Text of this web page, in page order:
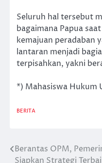
Seluruh hal tersebut
bagaimana Papua
kemajuan peradaban
lantaran menjadi
terpisahkan, yakni
*) Mahasiswa Hukum
BERITA
Post
Berantas OPM,
Siapkan Strategi